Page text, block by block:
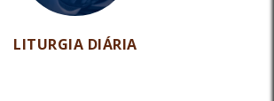
LITURGIA DIÁRIA